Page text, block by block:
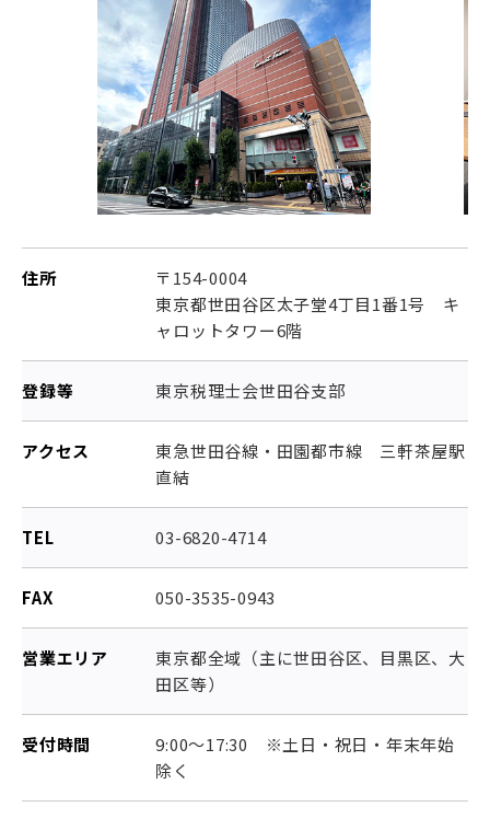
住所
〒154-0004
東京都世田谷区太子堂4丁目1番1号 キ
ャロットタワー6階
登録等 東京税理士会世田谷支部
アクセス
東急世田谷線・田園都市線 三軒茶屋駅
直結
TEL 03-6820-4714
FAX 050-3535-0943
営業エリア
東京都全域（主に世田谷区、目黒区、大
田区等）
受付時間
9:00～17:30 ※土日・祝日・年末年始
除く